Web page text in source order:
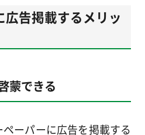
告掲載するメリッ
蒙できる
ーパーに広告を掲載する